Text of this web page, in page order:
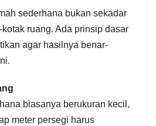
sederhana bukan sekadar
ruang. Ada prinsip dasar
agar hasilnya benar-
biasanya berukuran kecil,
meter persegi harus